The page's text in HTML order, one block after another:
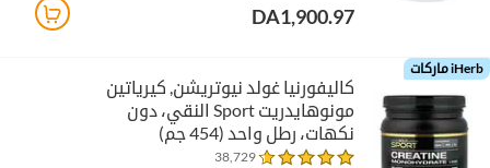
DA1,900.97
iHerb ماركات
كاليفورنيا غولد نيوتريشن‏, كيرياتين
مونوهايدريت Sport النقي، دون
نكهات، رطل واحد (454 جم)
38,729